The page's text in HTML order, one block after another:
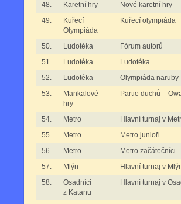
48.
Karetní hry
Nové karetní hry
49.
Kuřecí
Olympiáda
Kuřecí olympiáda
50. Ludotéka
Fórum autorů
51.
Ludotéka
Ludotéka
52.
Ludotéka
Olympiáda naruby
53.
Mankalové
hry
Partie duchů –
54. Metro
Hlavní turnaj v
55.
Metro
Metro junioři
56.
Metro
Metro začátečníci
57.
Mlýn
Hlavní turnaj v
58.
Osadníci
z Katanu
Hlavní turnaj v